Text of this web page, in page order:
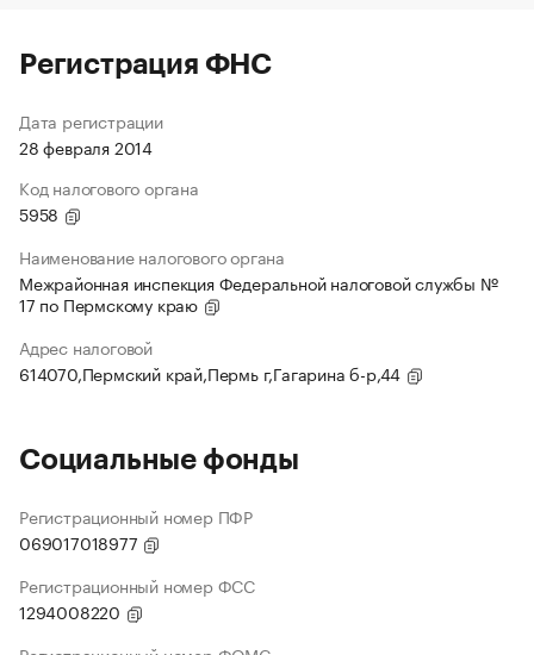
Регистрация ФНС
Дата регистрации
28 февраля 2014
Код налогового органа
5958
Наименование налогового органа
Межрайонная инспекция Федеральной налоговой службы №
17 по Пермскому краю
Адрес налоговой
614070,Пермский край,Пермь г,Гагарина б-р,44
Социальные фонды
Регистрационный номер ПФР
069017018977
Регистрационный номер ФСС
1294008220